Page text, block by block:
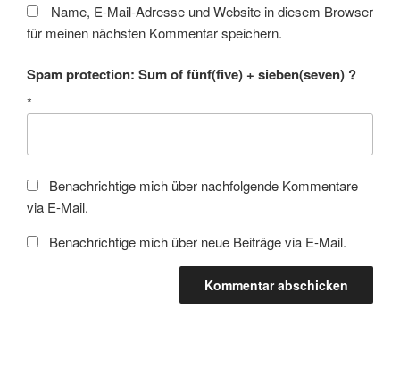
Name, E-Mail-Adresse und Website in diesem Browser
für meinen nächsten Kommentar speichern.
Spam protection: Sum of fünf(five) + sieben(seven) ?
*
Benachrichtige mich über nachfolgende Kommentare
via E-Mail.
Benachrichtige mich über neue Beiträge via E-Mail.